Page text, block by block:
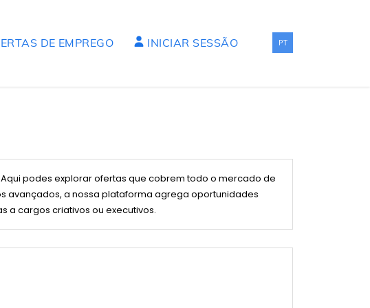
DE EMPREGO INICIAR SESSÃO PT
podes explorar ofertas que cobrem todo o mercado de
avançados, a nossa plataforma agrega oportunidades
a cargos criativos ou executivos.